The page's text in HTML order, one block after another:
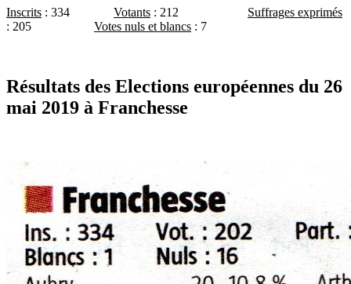
Inscrits : 334 Votants : 212 Suffrages exprimés
: 205 Votes nuls et blancs : 7
Résultats des Elections européennes du 26
mai 2019 à Franchesse